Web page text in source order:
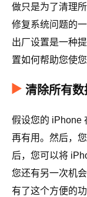
做只是为了清理
修复系统问题的
出厂设置是一种
置如何帮助您使
清除所有数
假设您的 iPhone
再有用。然后，
后，您可以将
您还有另一次机
有了这个方便的